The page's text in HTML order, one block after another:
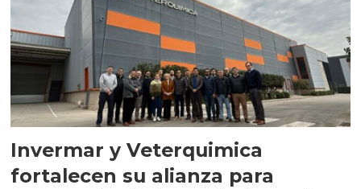
Invermar y Veterquimica
fortalecen su alianza para